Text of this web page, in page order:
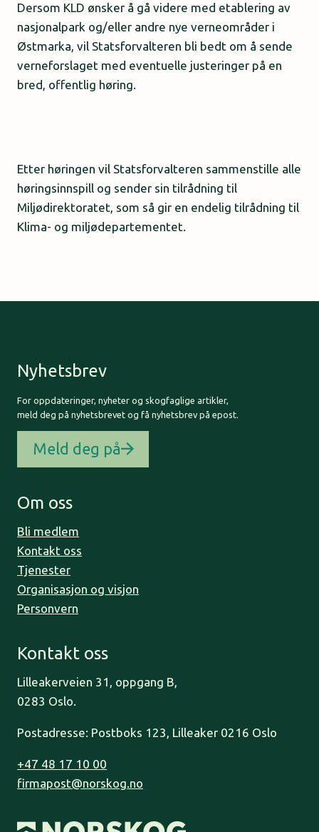
Dersom KLD ønsker å gå videre med etablering av
nasjonalpark og/eller andre nye verneområder i
Østmarka, vil Statsforvalteren bli bedt om å sende
verneforslaget med eventuelle justeringer på en
bred, offentlig høring.
Etter høringen vil Statsforvalteren sammenstille alle
høringsinnspill og sender sin tilrådning til
Miljødirektoratet, som så gir en endelig tilrådning til
Klima- og miljødepartementet.
Nyhetsbrev
For oppdateringer, nyheter og skogfaglige artikler,
meld deg på nyhetsbrevet og få nyhetsbrev på epost.
Meld deg på
Om oss
Bli medlem
Kontakt oss
Tjenester
Organisasjon og visjon
Personvern
Kontakt oss
Lilleakerveien 31, oppgang B,
0283 Oslo.
Postadresse: Postboks 123, Lilleaker 0216 Oslo
+47 48 17 10 00
firmapost@norskog.no